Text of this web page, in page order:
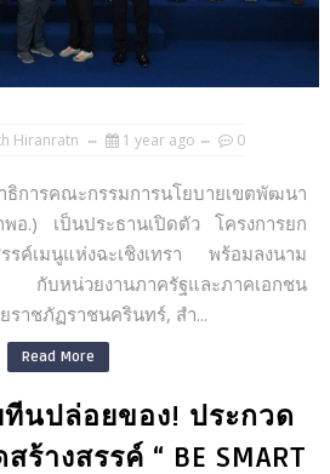
Hiranratn 1 year ago 0
การคณะกรรมการนโยบายเขตพัฒนา
อ.) เป็นประธานเปิดตัว โครงการยก
รค์เมนูแห่งฉะเชิงเทรา พร้อมลงนาม
บหน่วยงานภาครัฐและภาคเอกชน
าชภัฏราชนครินทร์, สำ...
Read More
นปล่อยของ! ประกวด
ร้างสรรค์ “ BE SMART